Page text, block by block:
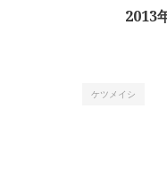
2013
ケツメイシ